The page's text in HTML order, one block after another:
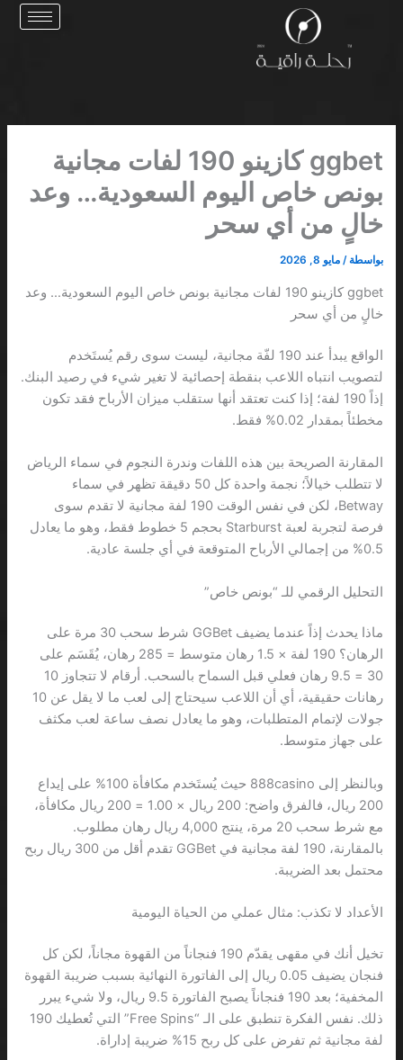
ggbet كازينو 190 لفات مجانية
بونص خاص اليوم السعودية… وعد
خالٍ من أي سحر
بواسطة /مايو 8, 2026
ggbet كازينو 190 لفات مجانية بونص خاص اليوم السعودية… وعد
خالٍ من أي سحر
الواقع يبدأ عند 190 لفّة مجانية، ليست سوى رقم يُستَخدم
لتصويب انتباه اللاعب بنقطة إحصائية لا تغير شيء في رصيد البنك.
إذاً 190 لفة؛ إذا كنت تعتقد أنها ستقلب ميزان الأرباح فقد تكون
مخطئاً بمقدار 0.02% فقط.
المقارنة الصريحة بين هذه اللفات وندرة النجوم في سماء الرياض
لا تتطلب خيالاً؛ نجمة واحدة كل 50 دقيقة تظهر في سماء
Betway، لكن في نفس الوقت 190 لفة مجانية لا تقدم سوى
فرصة لتجربة لعبة Starburst بحجم 5 خطوط فقط، وهو ما يعادل
0.5% من إجمالي الأرباح المتوقعة في أي جلسة عادية.
التحليل الرقمي للـ “بونص خاص”
ماذا يحدث إذاً عندما يضيف GGBet شرط سحب 30 مرة على
الرهان؟ 190 لفة × 1.5 رهان متوسط = 285 رهان، يُقَسَم على
30 = 9.5 رهان فعلي قبل السماح بالسحب. أرقام لا تتجاوز 10
رهانات حقيقية، أي أن اللاعب سيحتاج إلى لعب ما لا يقل عن 10
جولات لإتمام المتطلبات، وهو ما يعادل نصف ساعة لعب مكثف
على جهاز متوسط.
وبالنظر إلى 888casino حيث يُستَخدم مكافأة 100% على إيداع
200 ريال، فالفرق واضح: 200 ريال × 1.00 = 200 ريال مكافأة،
مع شرط سحب 20 مرة، ينتج 4,000 ريال رهان مطلوب.
بالمقارنة، 190 لفة مجانية في GGBet تقدم أقل من 300 ريال ربح
محتمل بعد الضريبة.
الأعداد لا تكذب: مثال عملي من الحياة اليومية
تخيل أنك في مقهى يقدّم 190 فنجاناً من القهوة مجاناً، لكن كل
فنجان يضيف 0.05 ريال إلى الفاتورة النهائية بسبب ضريبة القهوة
المخفية؛ بعد 190 فنجاناً يصبح الفاتورة 9.5 ريال، ولا شيء يبرر
ذلك. نفس الفكرة تنطبق على الـ “Free Spins” التي تُعطيك 190
لفة مجانية ثم تفرض على كل ربح 15% ضريبة إداراة.